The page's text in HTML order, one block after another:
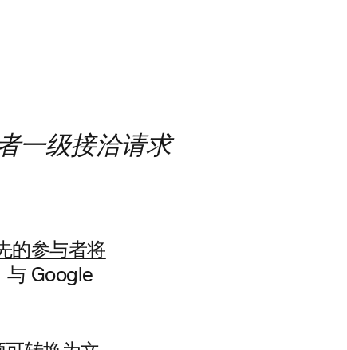
一级接洽请求
的参与者将
与 Google